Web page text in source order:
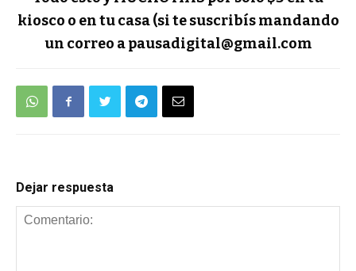
kiosco o en tu casa (si te suscribís mandando
un correo apausadigital@gmail.com
Dejar respuesta